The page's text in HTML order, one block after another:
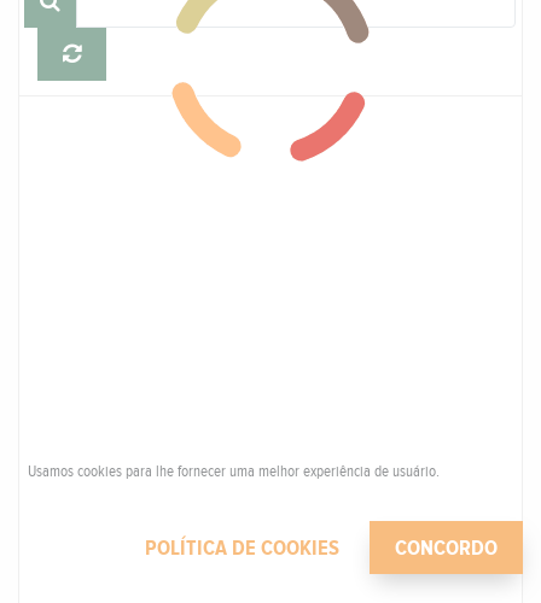
Usamos cookies para lhe fornecer uma melhor experiência de usuário.
POLÍTICA DE COOKIES CONCORDO